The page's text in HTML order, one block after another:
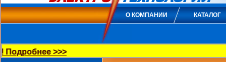
О КОМПАНИИ КАТАЛОГ
>>>